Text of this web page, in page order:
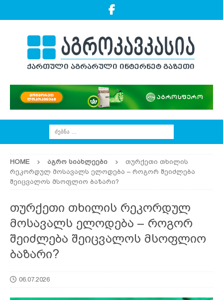
HOME ᲐᲒᲠᲝ ᲡᲘᲐᲮᲚᲔᲔᲑᲘ
თურქეთი თხილის
რეკორდულ მოსავალს ელოდება – როგორ შეიძლება
შეიცვალოს მსოფლიო ბაზარი?
თურქეთი თხილის რეკორდულ
მოსავალს ელოდება – როგორ
შეიძლება შეიცვალოს მსოფლიო
ბაზარი?
06.07.2026